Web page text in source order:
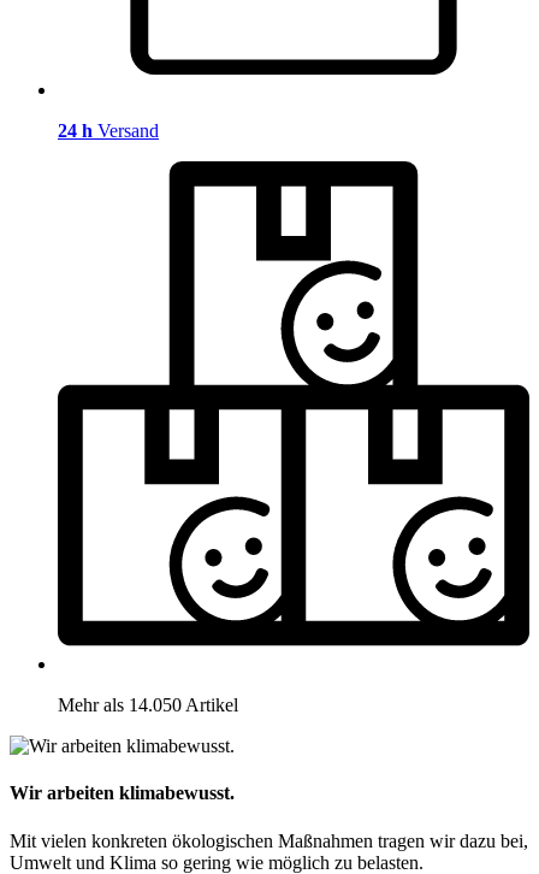
24 h Versand
Mehr als 14.050 Artikel
Wir arbeiten klimabewusst.
Mit vielen konkreten ökologischen Maßnahmen tragen wir dazu bei,
Umwelt und Klima so gering wie möglich zu belasten.